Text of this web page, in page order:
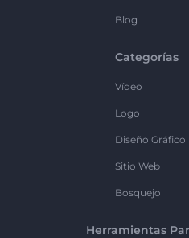
Blog
Categorías
Vídeo
Logo
Diseño Gráfico
Sitio Web
Bosquejo
Herramientas